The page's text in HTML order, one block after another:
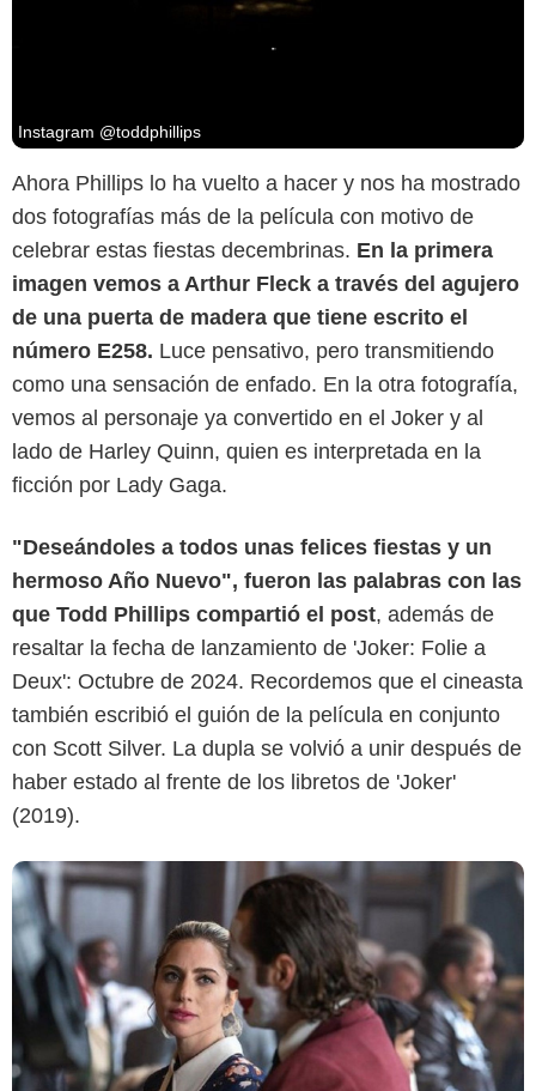
Instagram @toddphillips
Ahora Phillips lo ha vuelto a hacer y nos ha mostrado
dos fotografías más de la película con motivo de
celebrar estas fiestas decembrinas. En la primera
imagen vemos a Arthur Fleck a través del agujero
de una puerta de madera que tiene escrito el
número E258. Luce pensativo, pero transmitiendo
como una sensación de enfado. En la otra fotografía,
vemos al personaje ya convertido en el Joker y al
lado de Harley Quinn, quien es interpretada en la
ficción por Lady Gaga.
"Deseándoles a todos unas felices fiestas y un
hermoso Año Nuevo", fueron las palabras con las
que Todd Phillips compartió el post, además de
resaltar la fecha de lanzamiento de 'Joker: Folie a
Deux': Octubre de 2024. Recordemos que el cineasta
también escribió el guión de la película en conjunto
con Scott Silver. La dupla se volvió a unir después de
haber estado al frente de los libretos de 'Joker'
(2019).
Instagram @toddphillips